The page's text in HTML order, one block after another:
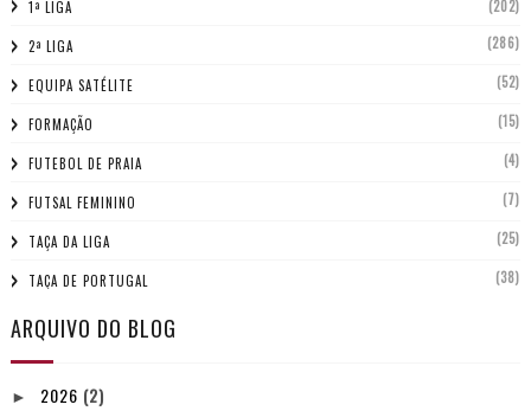
1ª LIGA (202)
2ª LIGA (286)
EQUIPA SATÉLITE (52)
FORMAÇÃO (15)
FUTEBOL DE PRAIA (4)
FUTSAL FEMININO (7)
TAÇA DA LIGA (25)
TAÇA DE PORTUGAL (38)
ARQUIVO DO BLOG
► 2026 (2)